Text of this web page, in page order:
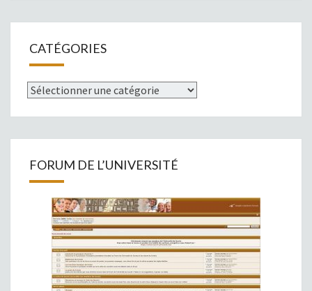
CATÉGORIES
Catégories
FORUM DE L’UNIVERSITÉ